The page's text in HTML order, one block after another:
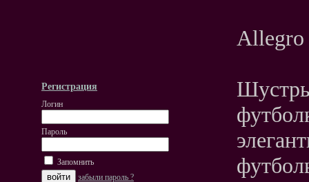
Регистрация
Логин
Пароль
Запомнить
забыли пароль ?
Allegro